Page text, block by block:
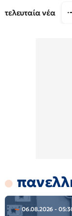
τελευταία νέα
06.08.2026 -